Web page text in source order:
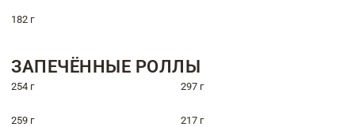
182 г
ЗАПЕЧЁННЫЕ РОЛЛЫ
254 г 297 г
259 г 217 г